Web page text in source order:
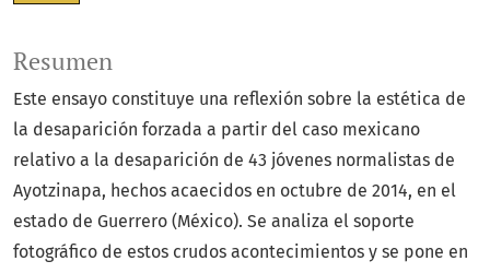
Resumen
Este ensayo constituye una reflexión sobre la estética de
la desaparición forzada a partir del caso mexicano
relativo a la desaparición de 43 jóvenes normalistas de
Ayotzinapa, hechos acaecidos en octubre de 2014, en el
estado de Guerrero (México). Se analiza el soporte
fotográfico de estos crudos acontecimientos y se pone en